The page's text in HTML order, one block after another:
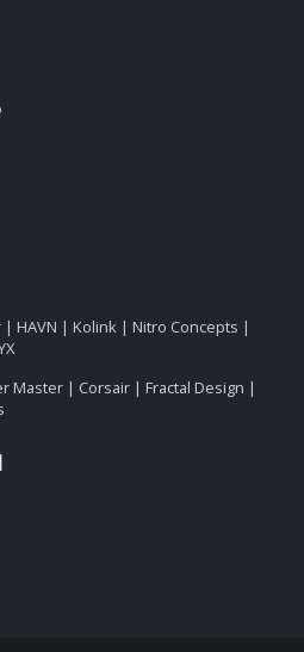
| HAVN | Kolink | Nitro Concepts |
Master | Corsair | Fractal Design |